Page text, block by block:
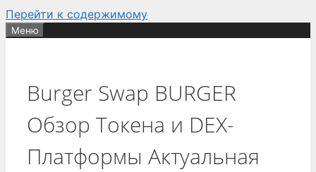
Перейти к содержимому
Меню
Burger Swap BURGER
Обзор Токена и DEX-
Платформы Актуальная